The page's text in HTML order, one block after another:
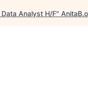
Analyst H/F"